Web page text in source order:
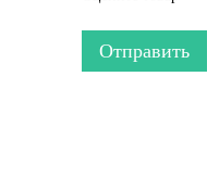
Отправить